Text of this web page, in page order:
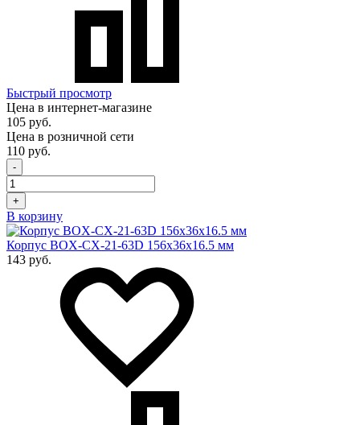
Быстрый просмотр
Цена в интернет-магазине
105 руб.
Цена в розничной сети
110 руб.
-
+
В корзину
Корпус BOX-CX-21-63D 156х36х16.5 мм
143 руб.